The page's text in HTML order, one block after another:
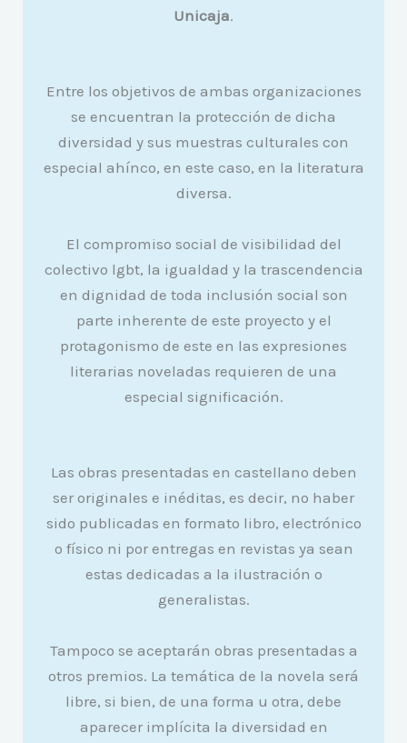
Unicaja.
Entre los objetivos de ambas organizaciones
se encuentran la protección de dicha
diversidad y sus muestras culturales con
especial ahínco, en este caso, en la literatura
diversa.
El compromiso social de visibilidad del
colectivo lgbt, la igualdad y la trascendencia
en dignidad de toda inclusión social son
parte inherente de este proyecto y el
protagonismo de este en las expresiones
literarias noveladas requieren de una
especial significación.
Las obras presentadas en castellano deben
ser originales e inéditas, es decir, no haber
sido publicadas en formato libro, electrónico
o físico ni por entregas en revistas ya sean
estas dedicadas a la ilustración o
generalistas.
Tampoco se aceptarán obras presentadas a
otros premios. La temática de la novela será
libre, si bien, de una forma u otra, debe
aparecer implícita la diversidad en